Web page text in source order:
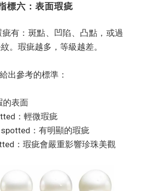
標六：表面瑕疵
有：斑點、凹陷、凸點，或過
。瑕疵越多，等級越差。
出參考的標準：
的表面
：輕微瑕疵
：有明顯的瑕疵
：瑕疵會嚴重影響珍珠美觀